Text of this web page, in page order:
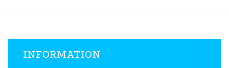
INFORMATION